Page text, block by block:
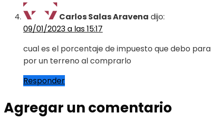
Carlos Salas Aravena dijo:
09/01/2023 a las 15:17
cual es el porcentaje de impuesto que debo para
por un terreno al comprarlo
Responder
Agregar un comentario